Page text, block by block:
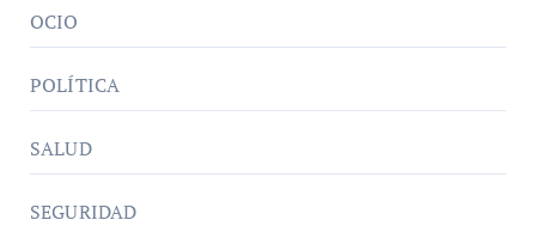
OCIO
POLÍTICA
SALUD
SEGURIDAD